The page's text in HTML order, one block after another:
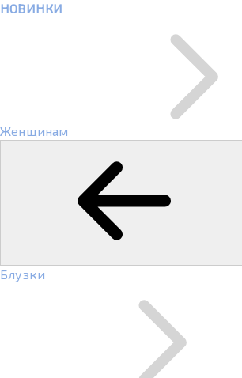
НОВИНКИ
Женщинам
Блузки